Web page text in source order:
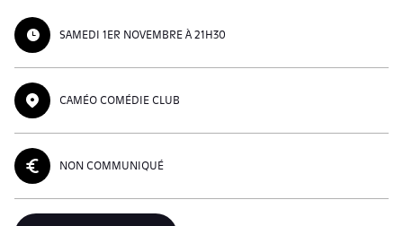
SAMEDI 1ER NOVEMBRE À 21H30
CAMÉO COMÉDIE CLUB
NON COMMUNIQUÉ